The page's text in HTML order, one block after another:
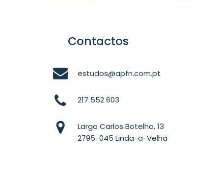
Contactos
estudos@apfn.com.pt
217 552 603
Largo Carlos Botelho, 13
2795-045 Linda-a-Velha